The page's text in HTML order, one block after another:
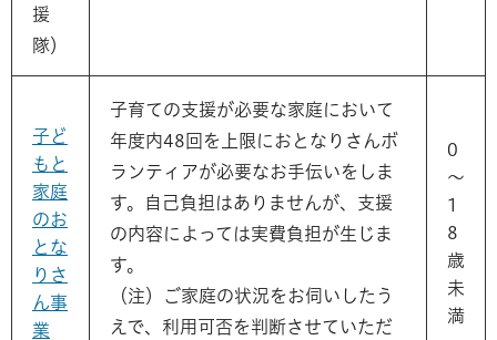
援
隊）
子ど
もと
家庭
のお
とな
りさ
ん事
業
子育ての支援が必要な家庭において
年度内48回を上限におとなりさんボ
ランティアが必要なお手伝いをしま
す。自己負担はありませんが、支援
の内容によっては実費負担が生じま
す。
（注）ご家庭の状況をお伺いしたう
えで、利用可否を判断させていただ
0
～
1
8
歳
未
満